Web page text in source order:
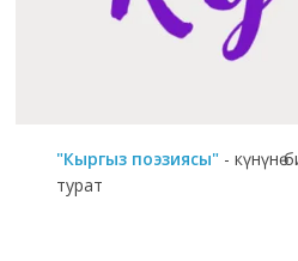
"Кыргыз поэзиясы" - күнүнө
турат